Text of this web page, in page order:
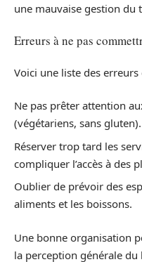
une mauvaise gestion du
Erreurs à ne pas
Voici une liste des
Ne pas prêter attention
(végétariens, sans gluten).
Réserver trop tard les
compliquer l’accès à des
Oublier de prévoir des
aliments et les boissons.
Une bonne organisation
la perception générale